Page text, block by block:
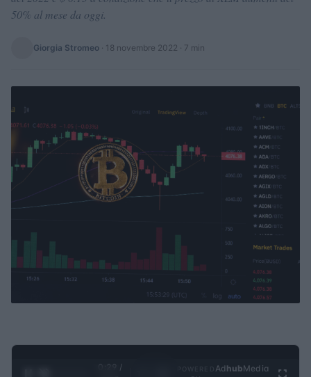
50% al mese da oggi.
Giorgia Stromeo · 18 novembre 2022 · 7 min
0:30 /
Ad hubMedia